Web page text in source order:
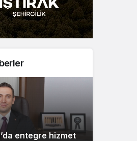
seçin.
entegre hizmet